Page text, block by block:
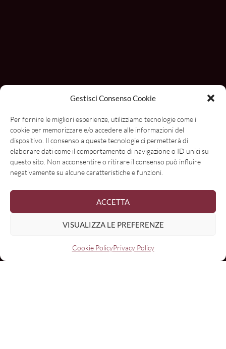
Gestisci Consenso Cookie
Per fornire le migliori esperienze, utilizziamo tecnologie come i
cookie per memorizzare e/o accedere alle informazioni del
dispositivo. Il consenso a queste tecnologie ci permetterà di
elaborare dati come il comportamento di navigazione o ID unici su
questo sito. Non acconsentire o ritirare il consenso può influire
negativamente su alcune caratteristiche e funzioni.
ACCETTA
VISUALIZZA LE PREFERENZE
Cookie PolicyPrivacy Policy
Con il contributo di